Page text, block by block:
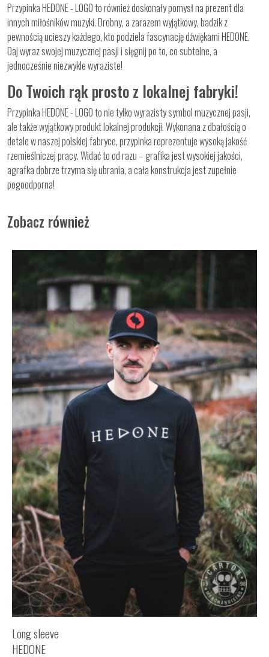
Przypinka HEDONE - LOGO to również doskonały pomysł na prezent dla
innych miłośników muzyki. Drobny, a zarazem wyjątkowy, badzik z
pewnością ucieszy każdego, kto podziela fascynację dźwiękami HEDONE.
Daj wyraz swojej muzycznej pasji i sięgnij po to, co subtelne, a
jednocześnie niezwykle wyraziste!
Do Twoich rąk prosto z lokalnej fabryki!
Przypinka HEDONE - LOGO to nie tylko wyrazisty symbol muzycznej pasji,
ale także wyjątkowy produkt lokalnej produkcji. Wykonana z dbałością o
detale w naszej polskiej fabryce, przypinka reprezentuje wysoką jakość
rzemieślniczej pracy. Widać to od razu – grafika jest wysokiej jakości,
agrafka dobrze trzyma się ubrania, a cała konstrukcja jest zupełnie
pogoodporna!
Zobacz również
Long sleeve
HEDONE